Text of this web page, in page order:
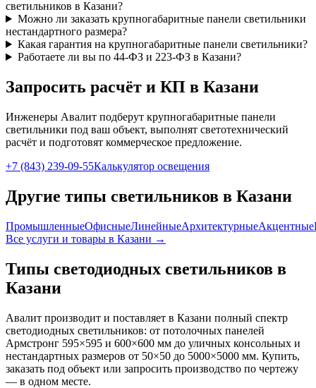
светильников в Казани?
Можно ли заказать крупногабаритные панели светильники
нестандартного размера?
Какая гарантия на крупногабаритные панели светильники?
Работаете ли вы по 44-ФЗ и 223-ФЗ в Казани?
Запросить расчёт и КП в Казани
Инженеры Авалит подберут крупногабаритные панели
светильники под ваш объект, выполнят светотехнический
расчёт и подготовят коммерческое предложение.
+7 (843) 239-09-55Калькулятор освещения
Другие типы светильников в Казани
ПромышленныеОфисныеЛинейныеАрхитектурныеАкцентные
Все услуги и товары в Казани →
Типы светодиодных светильников в
Казани
Авалит производит и поставляет в Казани полный спектр
светодиодных светильников: от потолочных панелей
Армстронг 595×595 и 600×600 мм до уличных консольных и
нестандартных размеров от 50×50 до 5000×5000 мм. Купить,
заказать под объект или запросить производство по чертежу
— в одном месте.